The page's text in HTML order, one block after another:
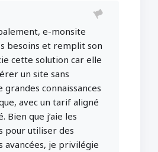
e-monsite
besoins et remplit son
cette solution car elle
un site sans
grandes connaissances
avec un tarif aligné
Bien que j’aie les
pour utiliser des
avancées, je privilégie